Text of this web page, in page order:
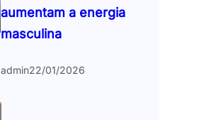
aumentam a energia
masculina
admin22/01/2026